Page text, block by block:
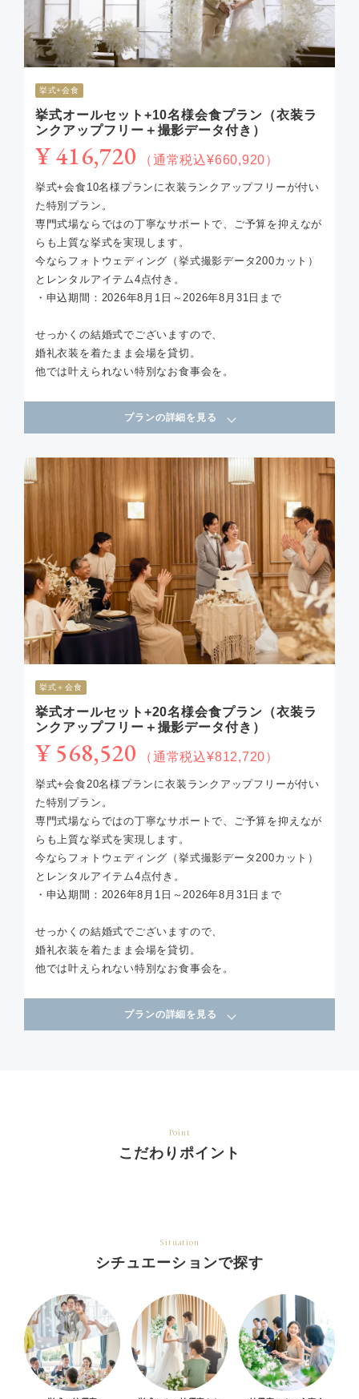
挙式+会食
挙式オールセット+10名様会食プラン（衣装ラ
ンクアップフリー＋撮影データ付き）
¥ 416,720 （通常税込¥660,920）
挙式+会食10名様プランに衣装ランクアップフリーが付い
た特別プラン。
専門式場ならではの丁寧なサポートで、ご予算を抑えなが
らも上質な挙式を実現します。
今ならフォトウェディング（挙式撮影データ200カット）
とレンタルアイテム4点付き。
・申込期間：2026年8月1日～2026年8月31日まで
せっかくの結婚式でございますので、
婚礼衣装を着たまま会場を貸切。
他では叶えられない特別なお食事会を。
プランの詳細を見る
挙式＋会食
挙式オールセット+20名様会食プラン（衣装ラ
ンクアップフリー＋撮影データ付き）
¥ 568,520 （通常税込¥812,720）
挙式+会食20名様プランに衣装ランクアップフリーが付い
た特別プラン。
専門式場ならではの丁寧なサポートで、ご予算を抑えなが
らも上質な挙式を実現します。
今ならフォトウェディング（挙式撮影データ200カット）
とレンタルアイテム4点付き。
・申込期間：2026年8月1日～2026年8月31日まで
せっかくの結婚式でございますので、
婚礼衣装を着たまま会場を貸切。
他では叶えられない特別なお食事会を。
プランの詳細を見る
Point
こだわりポイント
Situation
シチュエーションで探す